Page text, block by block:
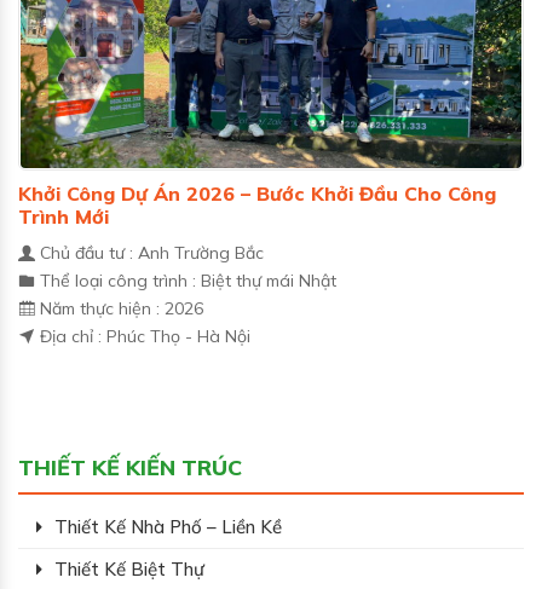
Khởi Công Dự Án 2026 – Bước Khởi Đầu Cho Công
Trình Mới
Chủ đầu tư : Anh Trường Bắc
Thể loại công trình : Biệt thự mái Nhật
Năm thực hiện : 2026
Địa chỉ : Phúc Thọ - Hà Nội
THIẾT KẾ KIẾN TRÚC
Thiết Kế Nhà Phố – Liền Kề
Thiết Kế Biệt Thự